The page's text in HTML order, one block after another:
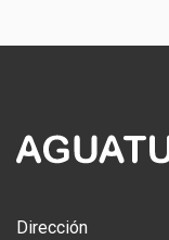
Dirección